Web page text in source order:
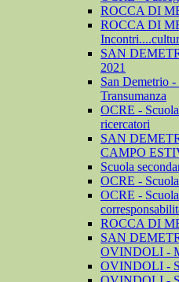
ROCCA DI
ROCCA DI
SAN
2021
San Demetrio
Transumanza
OCRE -
ricercatori
SAN
CAMPO
Scuola
OCRE -
OCRE -
ROCCA DI
SAN
OVINDOLI -
OVINDOLI -